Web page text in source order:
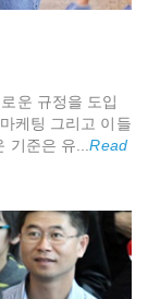
운 규정을 도입
케팅 그리고 이들
기준은 유...Read